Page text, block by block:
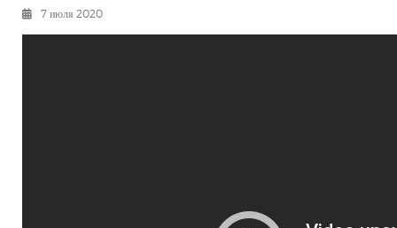
ОБЪЯВЛЕНИЯ
7 июля 2020